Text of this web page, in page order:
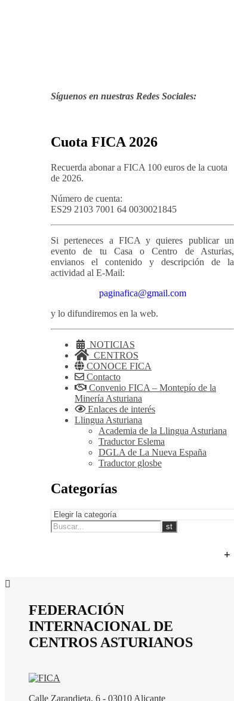
Síguenos en nuestras Redes Sociales:
Cuota FICA 2026
Recuerda abonar a FICA 100 euros de la cuota
de 2026.
Número de cuenta:
ES29 2103 7001 64 0030021845
Si perteneces a FICA y quieres publicar un
evento de tu Casa o Centro de Asturias,
envianos el contenido y descripción de la
actividad al E-Mail:
paginafica@gmail.com
y lo difundiremos en la web.
NOTICIAS
CENTROS
CONOCE FICA
Contacto
Convenio FICA – Montepío de la
Minería Asturiana
Enlaces de interés
Llingua Asturiana
Academia de la Llingua Asturiana
Traductor Eslema
DGLA de La Nueva España
Traductor glosbe
Categorías
+
FEDERACIÓN
INTERNACIONAL DE
CENTROS ASTURIANOS
Calle Zarandieta, 6 - 03010 Alicante